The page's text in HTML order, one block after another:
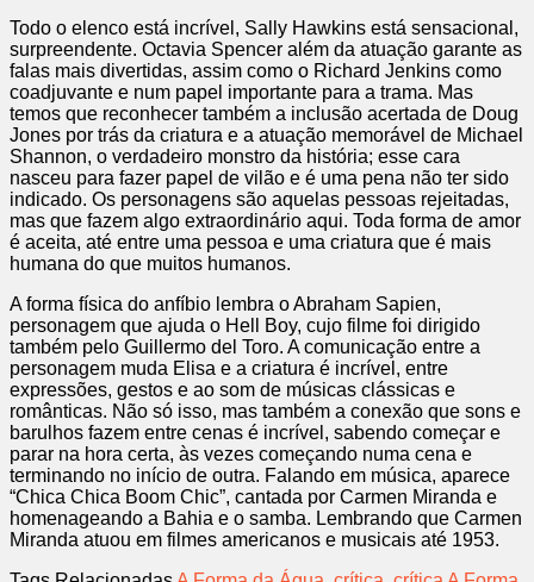
Todo o elenco está incrível, Sally Hawkins está sensacional,
surpreendente. Octavia Spencer além da atuação garante as
falas mais divertidas, assim como o Richard Jenkins como
coadjuvante e num papel importante para a trama. Mas
temos que reconhecer também a inclusão acertada de Doug
Jones por trás da criatura e a atuação memorável de Michael
Shannon, o verdadeiro monstro da história; esse cara
nasceu para fazer papel de vilão e é uma pena não ter sido
indicado. Os personagens são aquelas pessoas rejeitadas,
mas que fazem algo extraordinário aqui. Toda forma de amor
é aceita, até entre uma pessoa e uma criatura que é mais
humana do que muitos humanos.
A forma física do anfíbio lembra o Abraham Sapien,
personagem que ajuda o Hell Boy, cujo filme foi dirigido
também pelo Guillermo del Toro. A comunicação entre a
personagem muda Elisa e a criatura é incrível, entre
expressões, gestos e ao som de músicas clássicas e
românticas. Não só isso, mas também a conexão que sons e
barulhos fazem entre cenas é incrível, sabendo começar e
parar na hora certa, às vezes começando numa cena e
terminando no início de outra. Falando em música, aparece
“Chica Chica Boom Chic”, cantada por Carmen Miranda e
homenageando a Bahia e o samba. Lembrando que Carmen
Miranda atuou em filmes americanos e musicais até 1953.